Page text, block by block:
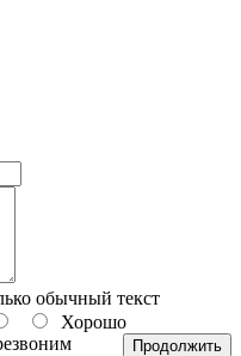
обычный текст
Хорошо
Продолжить